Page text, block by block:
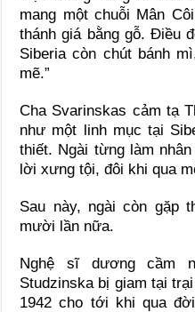
mang một chuỗi Mân
thánh giá bằng gỗ. Điều
Siberia còn chút bánh
mẽ.”
Cha Svarinskas cảm tạ
như một linh mục tại
thiết. Ngài từng làm
lời xưng tội, đôi khi qua
Sau này, ngài còn gặp
mười lần nữa.
Nghệ sĩ dương cầm
Studzinska bị giam tại
1942 cho tới khi qua